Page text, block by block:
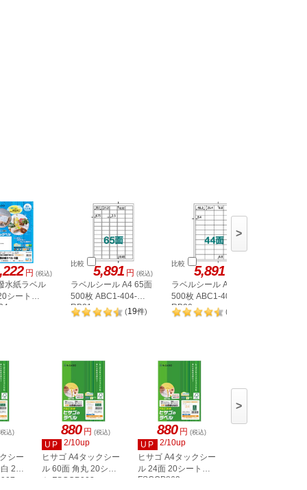
円 (税込)
水紙ラベル
シート
比較 5,891 円 (税込)
ラベルシール A4 65面
500枚 ABC1-404-
RB21
(19件)
比較 5,891
ラベルシール A4 44面
500枚 ABC1-404-
RB20
(
>
込)
シー
20
880 円 (税込)
UP
2/10up
ヒサゴ A4タックシー
ル 60面 角丸 20シー
ト FSCOP902
880 円 (税込)
UP
2/10up
ヒサゴ A4タックシー
ル 24面 20シート
FSCOP863
>